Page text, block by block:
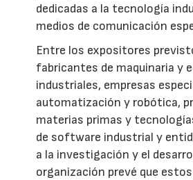
dedicadas a la tecnología
medios de comunicación
Entre los expositores
fabricantes de maquinaria y
industriales, empresas
automatización y robótica,
materias primas y
de software industrial y
a la investigación y el
organización prevé que